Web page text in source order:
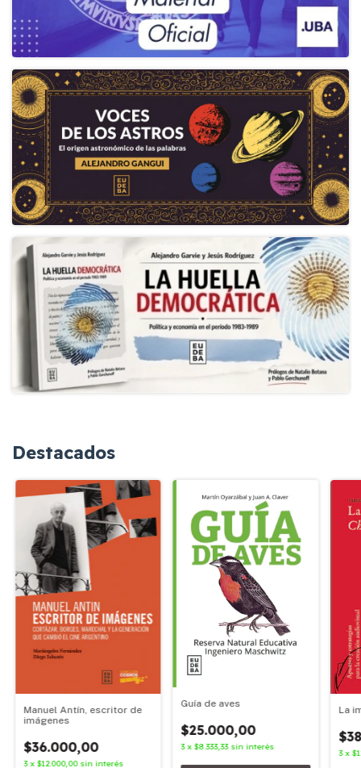
Destacados
Manuel Antín, escritor de
imágenes
$36.000,00
3 x $12.000,00 sin interés
Guía de aves
$25.000,00
3 x$8.333,33 sin interés
La
3 x